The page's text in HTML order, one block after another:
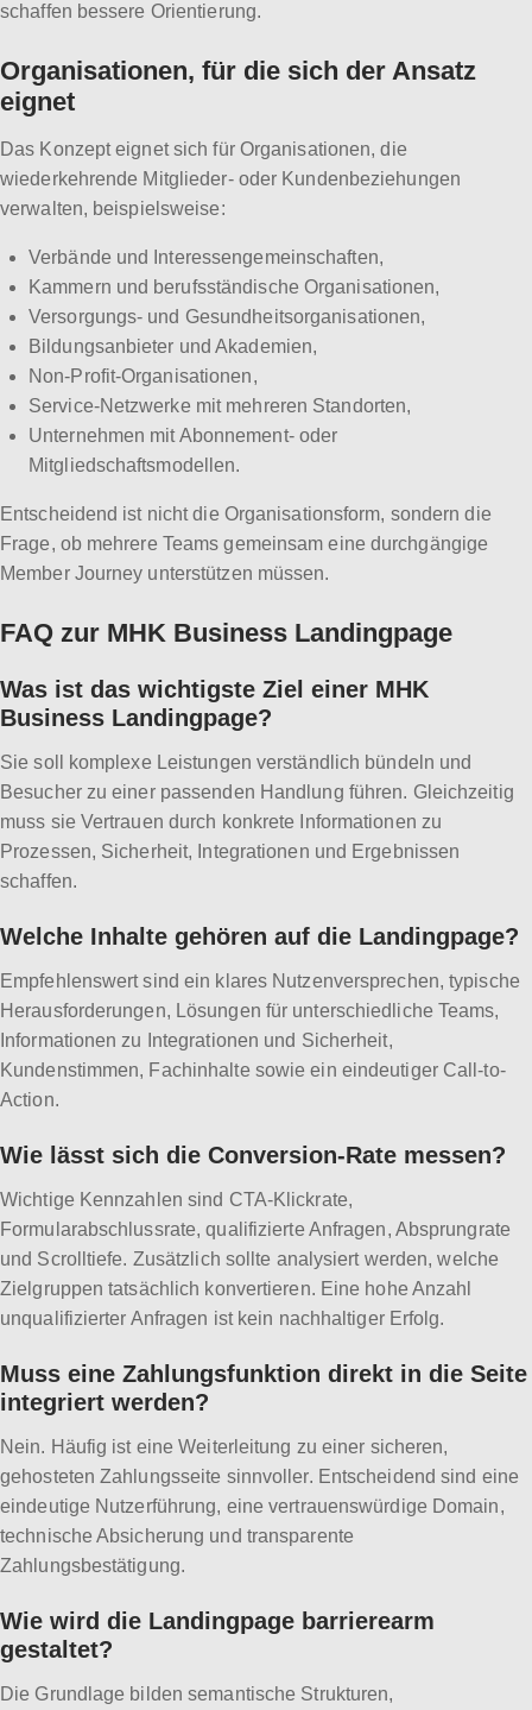
schaffen bessere Orientierung.
Organisationen, für die sich der Ansatz
eignet
Das Konzept eignet sich für Organisationen, die
wiederkehrende Mitglieder- oder Kundenbeziehungen
verwalten, beispielsweise:
Verbände und Interessengemeinschaften,
Kammern und berufsständische Organisationen,
Versorgungs- und Gesundheitsorganisationen,
Bildungsanbieter und Akademien,
Non-Profit-Organisationen,
Service-Netzwerke mit mehreren Standorten,
Unternehmen mit Abonnement- oder
Mitgliedschaftsmodellen.
Entscheidend ist nicht die Organisationsform, sondern die
Frage, ob mehrere Teams gemeinsam eine durchgängige
Member Journey unterstützen müssen.
FAQ zur MHK Business Landingpage
Was ist das wichtigste Ziel einer MHK
Business Landingpage?
Sie soll komplexe Leistungen verständlich bündeln und
Besucher zu einer passenden Handlung führen. Gleichzeitig
muss sie Vertrauen durch konkrete Informationen zu
Prozessen, Sicherheit, Integrationen und Ergebnissen
schaffen.
Welche Inhalte gehören auf die Landingpage?
Empfehlenswert sind ein klares Nutzenversprechen, typische
Herausforderungen, Lösungen für unterschiedliche Teams,
Informationen zu Integrationen und Sicherheit,
Kundenstimmen, Fachinhalte sowie ein eindeutiger Call-to-
Action.
Wie lässt sich die Conversion-Rate messen?
Wichtige Kennzahlen sind CTA-Klickrate,
Formularabschlussrate, qualifizierte Anfragen, Absprungrate
und Scrolltiefe. Zusätzlich sollte analysiert werden, welche
Zielgruppen tatsächlich konvertieren. Eine hohe Anzahl
unqualifizierter Anfragen ist kein nachhaltiger Erfolg.
Muss eine Zahlungsfunktion direkt in die Seite
integriert werden?
Nein. Häufig ist eine Weiterleitung zu einer sicheren,
gehosteten Zahlungsseite sinnvoller. Entscheidend sind eine
eindeutige Nutzerführung, eine vertrauenswürdige Domain,
technische Absicherung und transparente
Zahlungsbestätigung.
Wie wird die Landingpage barrierearm
gestaltet?
Die Grundlage bilden semantische Strukturen,